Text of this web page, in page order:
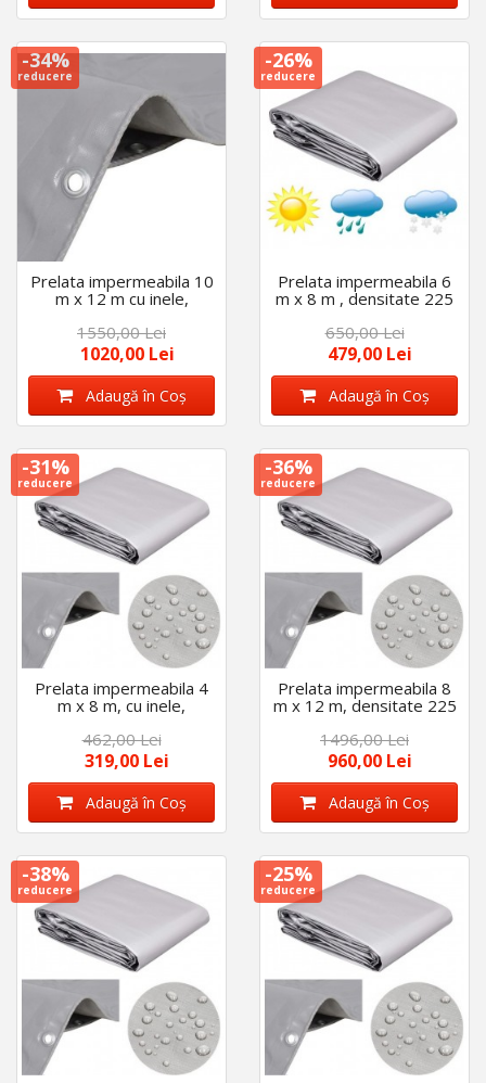
-34%
reducere
Prelata impermeabila 10
m x 12 m cu inele,
calitate premium, Gri
1550,00 Lei
1020,00 Lei
Adaugă în Coş
-26%
reducere
Prelata impermeabila 6
m x 8 m , densitate 225
premium, Gri
650,00 Lei
479,00 Lei
Adaugă în Coş
-31%
reducere
Prelata impermeabila 4
m x 8 m, cu inele,
calitate premium, Gri
462,00 Lei
319,00 Lei
Adaugă în Coş
-36%
reducere
Prelata impermeabila 8
m x 12 m, densitate 225
premium, Gri
1496,00 Lei
960,00 Lei
Adaugă în Coş
-38%
reducere
-25%
reducere